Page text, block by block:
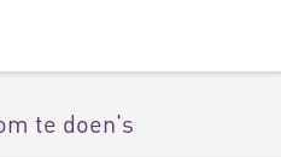
te doen's